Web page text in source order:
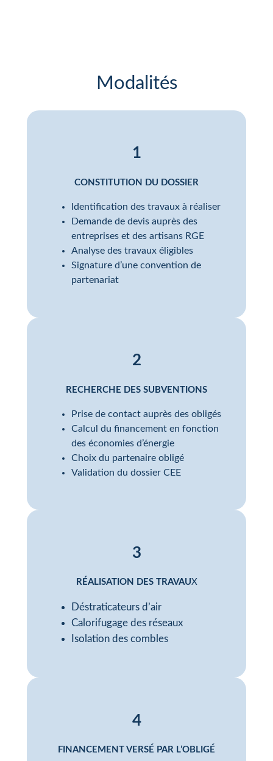
Modalités
1
CONSTITUTION DU DOSSIER
Identification des travaux à réaliser
Demande de devis auprès des
entreprises et des artisans RGE
Analyse des travaux éligibles
Signature d’une convention de
partenariat
2
RECHERCHE DES SUBVENTIONS
Prise de contact auprès des obligés
Calcul du financement en fonction
des économies d’énergie
Choix du partenaire obligé
Validation du dossier CEE
3
RÉALISATION DES TRAVAUX
Déstraticateurs d’air
Calorifugage des réseaux
Isolation des combles
4
FINANCEMENT VERSÉ PAR L’OBLIGÉ